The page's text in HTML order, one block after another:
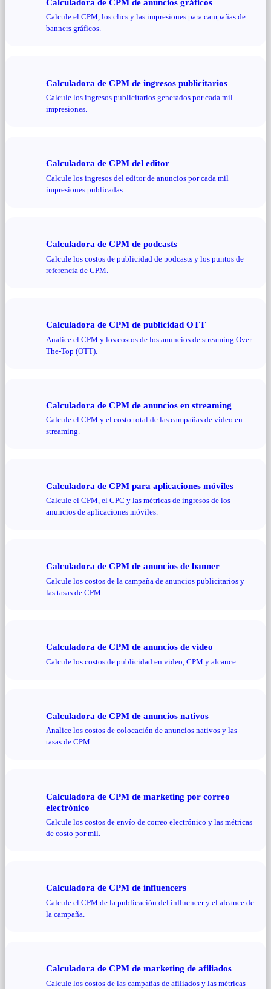
Calcule el CPM, los clics y las impresiones para campañas de
banners gráficos.
Calculadora de CPM de ingresos publicitarios
Calcule los ingresos publicitarios generados por cada mil
impresiones.
Calculadora de CPM del editor
Calcule los ingresos del editor de anuncios por cada mil
impresiones publicadas.
Calculadora de CPM de podcasts
Calcule los costos de publicidad de podcasts y los puntos de
referencia de CPM.
Calculadora de CPM de publicidad OTT
Analice el CPM y los costos de los anuncios de streaming Over-
The-Top (OTT).
Calculadora de CPM de anuncios en streaming
Calcule el CPM y el costo total de las campañas de video en
streaming.
Calculadora de CPM para aplicaciones móviles
Calcule el CPM, el CPC y las métricas de ingresos de los
anuncios de aplicaciones móviles.
Calculadora de CPM de anuncios de banner
Calcule los costos de la campaña de anuncios publicitarios y
las tasas de CPM.
Calculadora de CPM de anuncios de vídeo
Calcule los costos de publicidad en video, CPM y alcance.
Calculadora de CPM de anuncios nativos
Analice los costos de colocación de anuncios nativos y las
tasas de CPM.
Calculadora de CPM de marketing por correo
electrónico
Calcule los costos de envío de correo electrónico y las métricas
de costo por mil.
Calculadora de CPM de influencers
Calcule el CPM de la publicación del influencer y el alcance de
la campaña.
Calculadora de CPM de marketing de afiliados
Calcule los costos de las campañas de afiliados y las métricas